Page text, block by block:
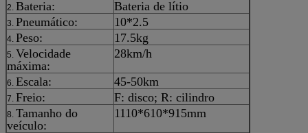
2. Bateria: Bateria de lítio
3. Pneumático: 10*2.5
4. Peso: 17.5kg
5. Velocidade
máxima:
28km/h
6. Escala: 45-50km
7. Freio: F: disco; R: cilindro
8. Tamanho do
veículo:
1110*610*915mm